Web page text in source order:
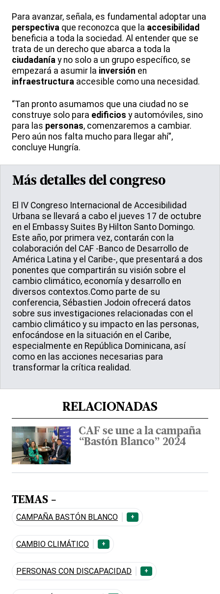
Para avanzar, señala, es fundamental adoptar una
perspectiva que reconozca que la accesibilidad
beneficia a toda la sociedad. Al entender que se
trata de un derecho que abarca a toda la
ciudadanía y no solo a un grupo específico, se
empezará a asumir la inversión en
infraestructura accesible como una necesidad.
“Tan pronto asumamos que una ciudad no se
construye solo para edificios y automóviles, sino
para las personas, comenzaremos a cambiar.
Pero aún nos falta mucho para llegar ahí”,
concluye Hungría.
Más detalles del congreso
El IV Congreso Internacional de Accesibilidad
Urbana se llevará a cabo el jueves 17 de octubre
en el Embassy Suites By Hilton Santo Domingo.
Este año, por primera vez, contarán con la
colaboración del CAF -Banco de Desarrollo de
América Latina y el Caribe-, que presentará a dos
ponentes que compartirán su visión sobre el
cambio climático, economía y desarrollo en
diversos contextos.Como parte de su
conferencia, Sébastien Jodoin ofrecerá datos
sobre sus investigaciones relacionadas con el
cambio climático y su impacto en las personas,
enfocándose en la situación en el Caribe,
especialmente en República Dominicana, así
como en las acciones necesarias para
transformar la crítica realidad.
RELACIONADAS
CAF se une a la campaña
“Bastón Blanco” 2024
TEMAS -
CAMPAÑA BASTÓN BLANCO +
CAMBIO CLIMÁTICO +
PERSONAS CON DISCAPACIDAD +